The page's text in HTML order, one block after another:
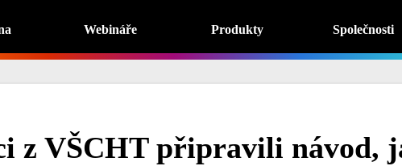
Webináře Produkty Společnosti
z VŠCHT připravili návod,